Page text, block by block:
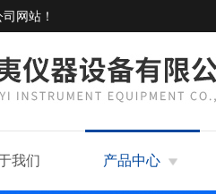
司网站 ！
我们 产品中心